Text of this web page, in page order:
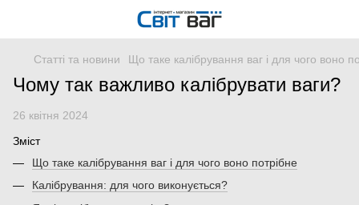
Статті та новини Що таке калібрування ваг і для чого воно
Чому так важливо калібрувати ваги?
26 квітня 2024
Зміст
Що таке калібрування ваг і для чого воно потрібне
Калібрування: для чого виконується?